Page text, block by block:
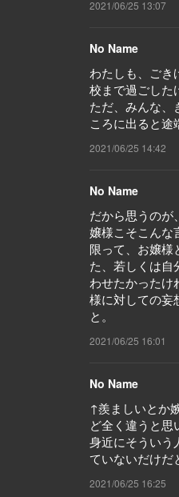
2021/06/25 13:07
No Name
わたしも、ごき
校まで過ごした
ただ、みんな、
ころに出ると途
2021/06/25 14:42
No Name
だから思うの
嬢様こそこんな
限って、お嬢様
た、若しくは自
わせたかったけ
様に対しての妄
と。
2021/06/25 16:01
No Name
↑羨ましいとか
ど全く違うと思
身近にそういう
ていないだけだ
2021/06/25 16:25